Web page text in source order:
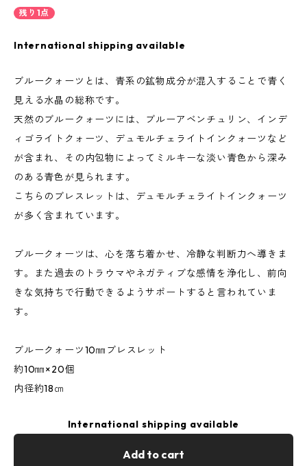
残り1点
International shipping available
ブルークォーツとは、青系の鉱物成分が混入することで青く
見える水晶の総称です。
天然のブルークォーツには、ブルーアベンチュリン、インデ
ィゴライトクォーツ、デュモルチェライトインクォーツなど
が含まれ、その内包物によってミルキーな淡い青色から深み
のある青色が見られます。
こちらのブレスレットは、デュモルチェライトインクォーツ
が多く含まれています。
ブルークォーツは、心を落ち着かせ、冷静な判断力へ導きま
す。また過去のトラウマやネガティブな感情を浄化し、前向
きな気持ちで行動できるようサポートすると言われていま
す。
ブルークォーツ10㎜ブレスレット
約10㎜×20個
内径約18㎝
International shipping available
Add to cart